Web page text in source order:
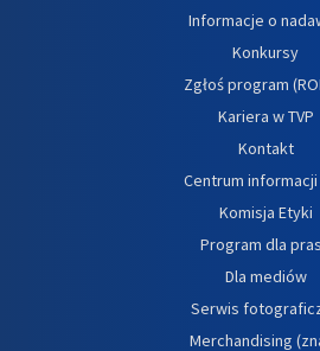
Informacje o
Konkursy
Zgłoś program
Kariera w TVP
Kontakt
Centrum informacji
Komisja Etyki
Program dla
Dla mediów
Serwis
Merchandising